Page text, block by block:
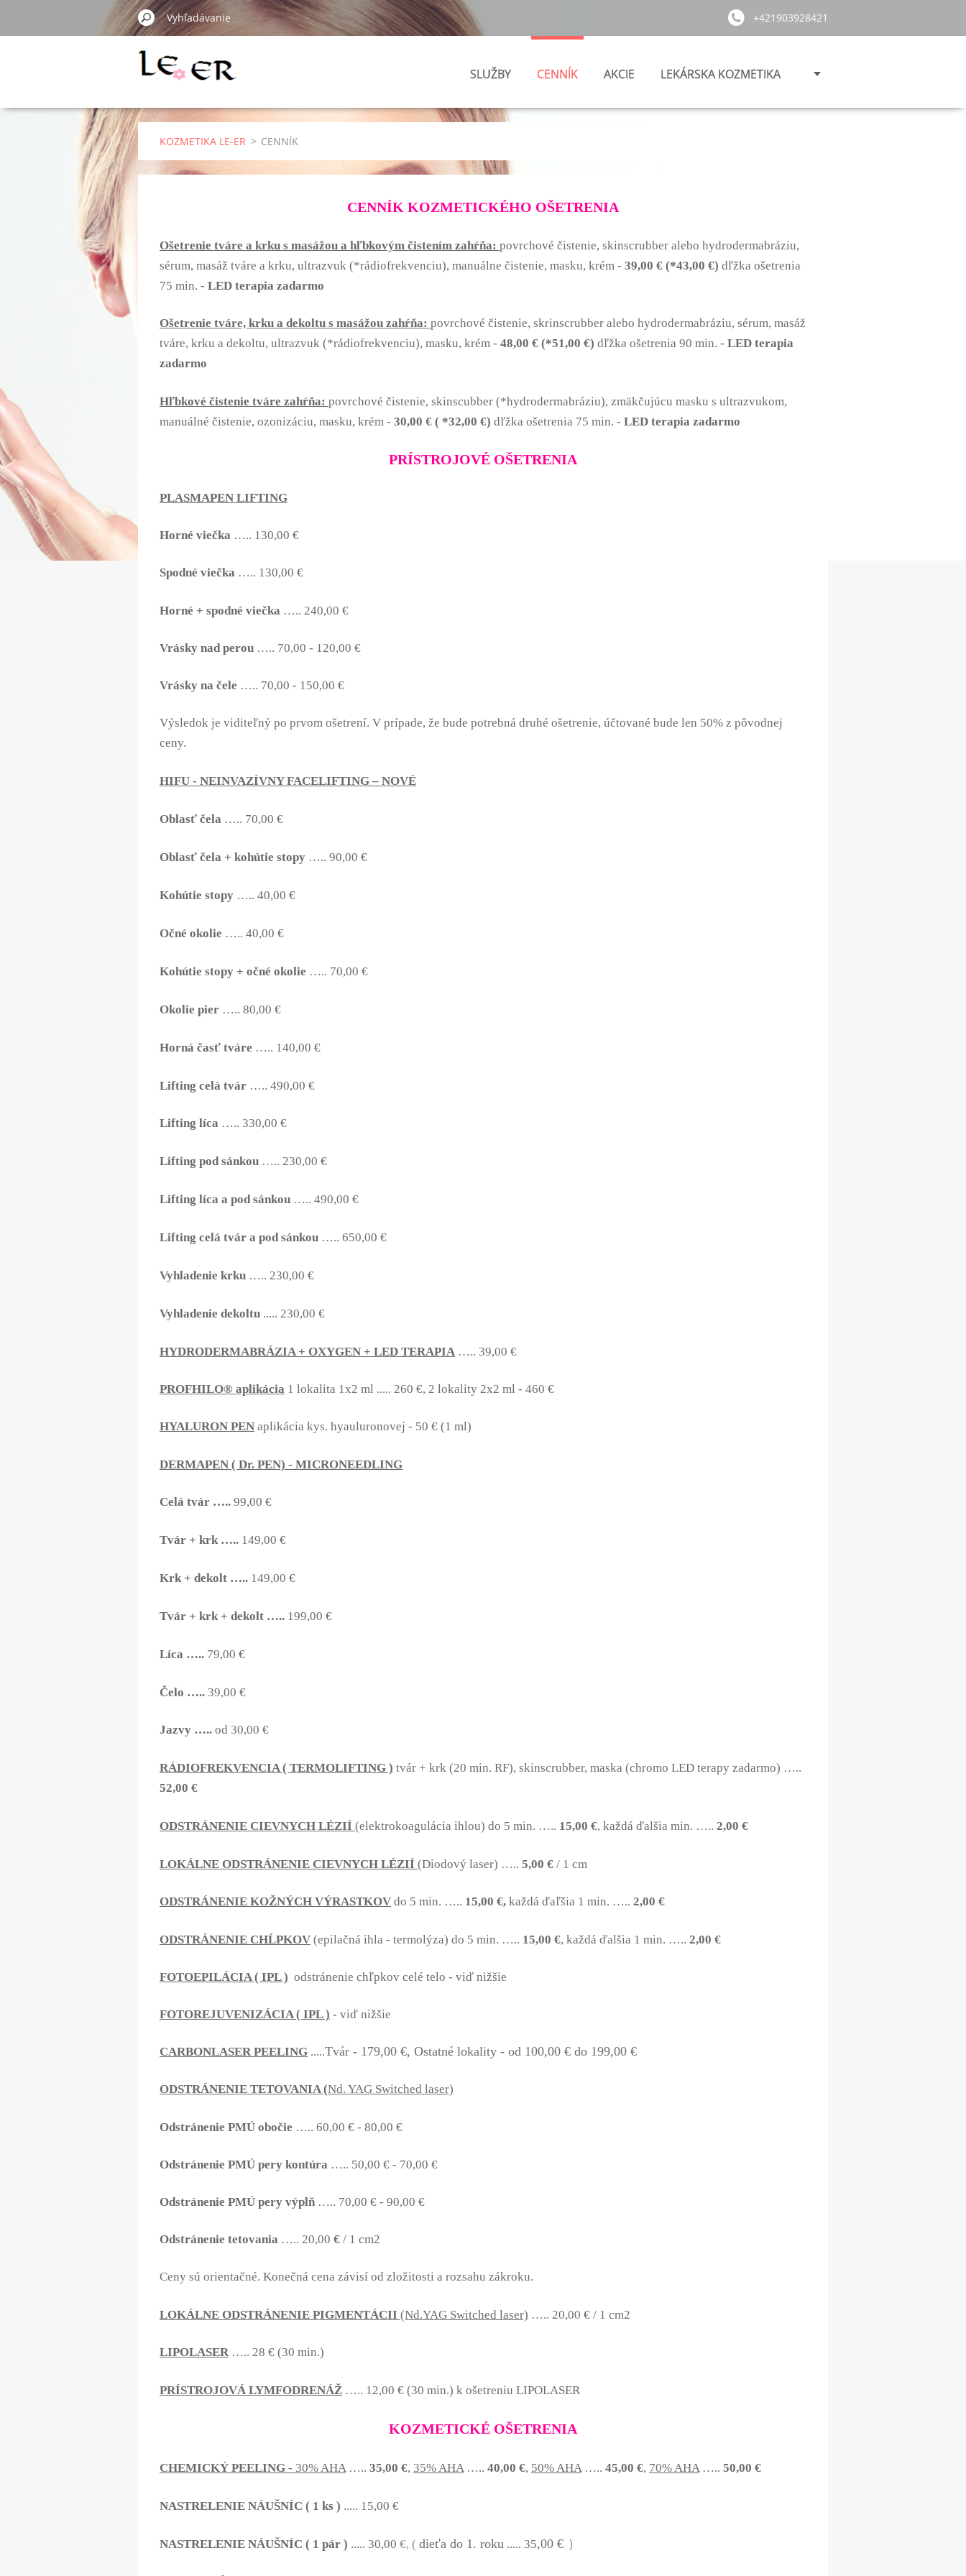
+421903928421
SLUŽBY CENNÍK AKCIE LEKÁRSKA KOZMETIKA
KOZMETIKA LE-ER > CENNÍK
CENNÍK KOZMETICKÉHO OŠETRENIA
Ošetrenie tváre a krku s masážou a hľbkovým čistením zahŕňa: povrchové čistenie, skinscrubber alebo hydrodermabráziu,
sérum, masáž tváre a krku, ultrazvuk (*rádiofrekvenciu), manuálne čistenie, masku, krém - 39,00 € (*43,00 €) dľžka ošetrenia
75 min. - LED terapia zadarmo
Ošetrenie tváre, krku a dekoltu s masážou zahŕňa: povrchové čistenie, skrinscrubber alebo hydrodermabráziu, sérum, masáž
tváre, krku a dekoltu, ultrazvuk (*rádiofrekvenciu), masku, krém - 48,00 € (*51,00 €) dľžka ošetrenia 90 min. - LED terapia
zadarmo
Hľbkové čistenie tváre zahŕňa: povrchové čistenie, skinscubber (*hydrodermabráziu), zmäkčujúcu masku s ultrazvukom,
manuálné čistenie, ozonizáciu, masku, krém - 30,00 € ( *32,00 €) dľžka ošetrenia 75 min. - LED terapia zadarmo
PRÍSTROJOVÉ OŠETRENIA
PLASMAPEN LIFTING
Horné viečka ….. 130,00 €
Spodné viečka ….. 130,00 €
Horné + spodné viečka ….. 240,00 €
Vrásky nad perou ….. 70,00 - 120,00 €
Vrásky na čele ….. 70,00 - 150,00 €
Výsledok je viditeľný po prvom ošetrení. V prípade, že bude potrebná druhé ošetrenie, účtované bude len 50% z pôvodnej
ceny.
HIFU - NEINVAZÍVNY FACELIFTING – NOVÉ
Oblasť čela ….. 70,00 €
Oblasť čela + kohútie stopy ….. 90,00 €
Kohútie stopy ….. 40,00 €
Očné okolie ….. 40,00 €
Kohútie stopy + očné okolie ….. 70,00 €
Okolie pier ….. 80,00 €
Horná časť tváre ….. 140,00 €
Lifting celá tvár ….. 490,00 €
Lifting líca ….. 330,00 €
Lifting pod sánkou ….. 230,00 €
Lifting líca a pod sánkou ….. 490,00 €
Lifting celá tvár a pod sánkou ….. 650,00 €
Vyhladenie krku ….. 230,00 €
Vyhladenie dekoltu ..... 230,00 €
HYDRODERMABRÁZIA + OXYGEN + LED TERAPIA ….. 39,00 €
PROFHILO® aplikácia 1 lokalita 1x2 ml ..... 260 €, 2 lokality 2x2 ml - 460 €
HYALURON PEN aplikácia kys. hyauluronovej - 50 € (1 ml)
DERMAPEN ( Dr. PEN) - MICRONEEDLING
Celá tvár ….. 99,00 €
Tvár + krk ….. 149,00 €
Krk + dekolt ….. 149,00 €
Tvár + krk + dekolt ….. 199,00 €
Líca ….. 79,00 €
Čelo ….. 39,00 €
Jazvy ….. od 30,00 €
RÁDIOFREKVENCIA ( TERMOLIFTING ) tvár + krk (20 min. RF), skinscrubber, maska (chromo LED terapy zadarmo) …..
52,00 €
ODSTRÁNENIE CIEVNYCH LÉZIÍ (elektrokoagulácia ihlou) do 5 min. ….. 15,00 €, každá ďalšia min. ….. 2,00 €
LOKÁLNE ODSTRÁNENIE CIEVNYCH LÉZIÍ (Diodový laser) ….. 5,00 € / 1 cm
ODSTRÁNENIE KOŽNÝCH VÝRASTKOV do 5 min. ….. 15,00 €, každá ďaľšia 1 min. ….. 2,00 €
ODSTRÁNENIE CHĹPKOV (epilačná ihla - termolýza) do 5 min. ….. 15,00 €, každá ďalšia 1 min. ….. 2,00 €
FOTOEPILÁCIA ( IPL ) odstránenie chľpkov celé telo - viď nižšie
FOTOREJUVENIZÁCIA ( IPL ) - viď nižšie
CARBONLASER PEELING .....Tvár - 179,00 €, Ostatné lokality - od 100,00 € do 199,00 €
ODSTRÁNENIE TETOVANIA (Nd. YAG Switched laser)
Odstránenie PMÚ obočie ….. 60,00 € - 80,00 €
Odstránenie PMÚ pery kontúra ….. 50,00 € - 70,00 €
Odstránenie PMÚ pery výplň ….. 70,00 € - 90,00 €
Odstránenie tetovania ….. 20,00 € / 1 cm2
Ceny sú orientačné. Konečná cena závisí od zložitosti a rozsahu zákroku.
LOKÁLNE ODSTRÁNENIE PIGMENTÁCII (Nd.YAG Switched laser) ….. 20,00 € / 1 cm2
LIPOLASER….. 28 € (30 min.)
PRÍSTROJOVÁ LYMFODRENÁŽ ….. 12,00 € (30 min.) k ošetreniu LIPOLASER
KOZMETICKÉ OŠETRENIA
CHEMICKÝ PEELING - 30% AHA….. 35,00 €, 35% AHA….. 40,00 €, 50% AHA….. 45,00 €, 70% AHA….. 50,00 €
NASTRELENIE NÁUŠNÍC ( 1 ks ) ..... 15,00 €
NASTRELENIE NÁUŠNÍC ( 1 pár ) ..... 30,00 €, ( dieťa do 1. roku ..... 35,00 € )